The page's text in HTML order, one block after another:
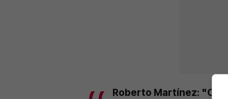
Roberto Martínez: "O